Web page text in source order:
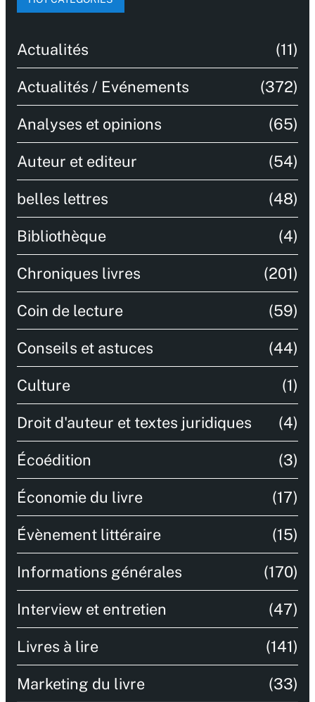
Actualités (11)
Actualités / Evénements (372)
Analyses et opinions (65)
Auteur et editeur (54)
belles lettres (48)
Bibliothèque (4)
Chroniques livres (201)
Coin de lecture (59)
Conseils et astuces (44)
Culture (1)
Droit d'auteur et textes juridiques (4)
Écoédition (3)
Économie du livre (17)
Évènement littéraire (15)
Informations générales (170)
Interview et entretien (47)
Livres à lire (141)
Marketing du livre (33)